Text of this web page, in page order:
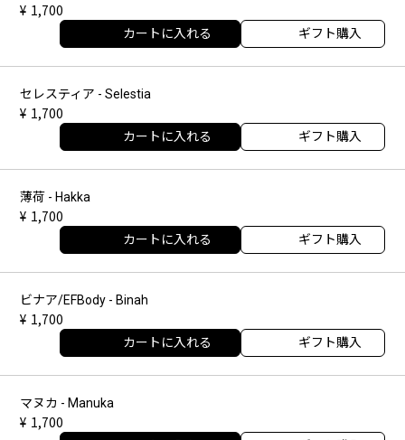
1,700
カートに入れる ギフト購入
セレスティア - Selestia
1,700
カートに入れる ギフト購入
薄荷 - Hakka
1,700
カートに入れる ギフト購入
ビナア/EFBody - Binah
1,700
カートに入れる ギフト購入
マヌカ - Manuka
1,700